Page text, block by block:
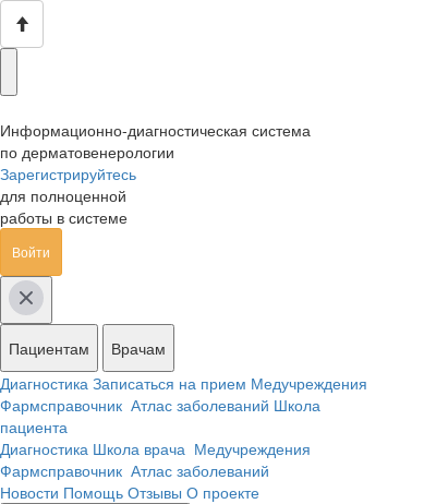
Информационно-диагностическая система
по дерматовенерологии
Зарегистрируйтесь
для полноценной
работы в системе
Войти
Пациентам
Врачам
Диагностика Записаться на прием Медучреждения
Фармсправочник Атлас заболеваний Школа
пациента
Диагностика Школа врача Медучреждения
Фармсправочник Атлас заболеваний
Новости Помощь Отзывы О проекте